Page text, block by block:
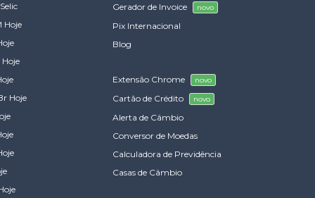
Hoje
Hoje
Hoje
Gerador de Invoice novo
Pix Internacional
Blog
Extensão Chrome novo
Cartão de Crédito novo
Alerta de Câmbio
Conversor de Moedas
Calculadora de Previdência
Casas de Câmbio